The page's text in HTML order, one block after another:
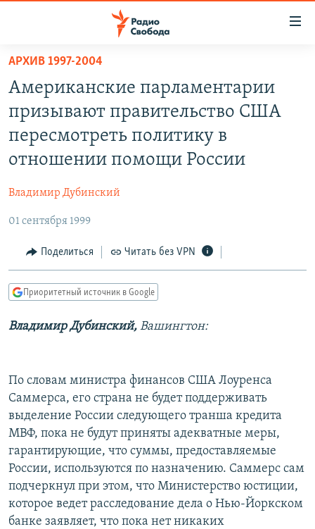
упрощенного
доступа
основному
содержанию
навигации
Вернутся
поиску
ПОДКАСТЫ
АВТОРСКИЕ ПРОЕКТЫ
КУЛЬТУРА
IDEL.РЕАЛИИ
КАВКАЗ.РЕАЛИИ
СИБИРЬ.РЕАЛИИ
РАСПИСАНИЕ ВЕЩАНИЯ
СОЦИАЛЬНЫЕ СЕТИ
Все сайты РСЕ/РС
АРХИВ 1997-2004
Американские парламентарии
призывают правительство США
пересмотреть политику в
отношении помощи России
Владимир Дубинский
01 сентября 1999
Поделиться Читать без VPN
Приоритетный источник в Google
Владимир Дубинский, Вашингтон:
По словам министра финансов США Лоуренса
Саммерса, его страна не будет поддерживать
выделение России следующего транша кредита
МВФ, пока не будут приняты адекватные меры,
гарантирующие, что суммы, предоставляемые
России, используются по назначению. Саммерс сам
подчеркнул при этом, что Министерство юстиции,
которое ведет расследование дела о Нью-Йоркском
банке заявляет, что пока нет никаких